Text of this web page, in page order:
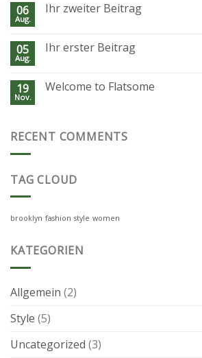
06
Aug.
Ihr zweiter Beitrag
05
Aug.
Ihr erster Beitrag
19
Nov.
Welcome to Flatsome
RECENT COMMENTS
TAG CLOUD
brooklyn fashion style women
KATEGORIEN
Allgemein (2)
Style (5)
Uncategorized (3)